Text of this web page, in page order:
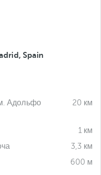
Spain
Адольфо
20 км
1 км
3,3 км
600 м